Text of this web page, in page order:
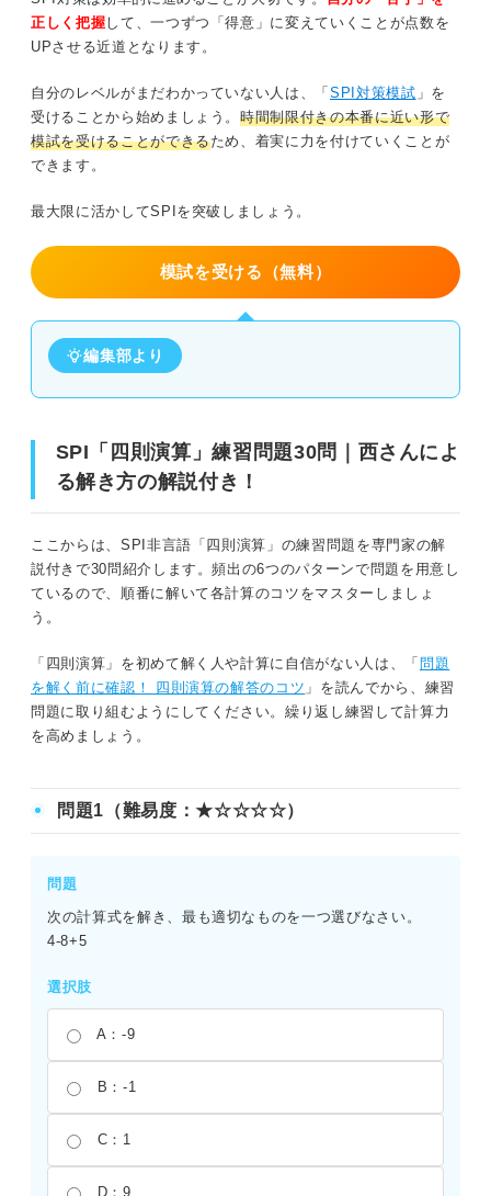
正しく把握して、一つずつ「得意」に変えていくことが点数を
UPさせる近道となります。
自分のレベルがまだわかっていない人は、「 SPI対策模試 」を
受けることから始めましょう。時間制限付きの本番に近い形で
模試を受けることができるため、着実に力を付けていくことが
できます。
最大限に活かしてSPIを突破しましょう。
模試を受ける（無料）
編集部より
SPI「四則演算」練習問題30問｜西さんによ
る解き方の解説付き！
ここからは、SPI非言語「四則演算」の練習問題を専門家の解
説付きで30問紹介します。頻出の6つのパターンで問題を用意し
ているので、順番に解いて各計算のコツをマスターしましょ
う。
「四則演算」を初めて解く人や計算に自信がない人は、「 問題
を解く前に確認！ 四則演算の解答のコツ 」を読んでから、練習
問題に取り組むようにしてください。繰り返し練習して計算力
を高めましょう。
問題1（難易度：★☆☆☆☆）
問題
次の計算式を解き、最も適切なものを一つ選びなさい。
4-8+5
選択肢
A：-9
B：-1
C：1
D：9
問題28（難易度：★★★★★）
問題29（難易度：★★★★★）
問題30（難易度：★★★★★）
非言語「四則演算」以外の練習問題も解いてみよう！